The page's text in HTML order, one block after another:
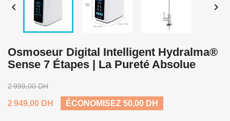
 
Osmoseur Digital Intelligent Hydralma®
Sense 7 Étapes | La Pureté Absolue
2 999,00 DH
2 949,00 DH ÉCONOMISEZ 50,00 DH